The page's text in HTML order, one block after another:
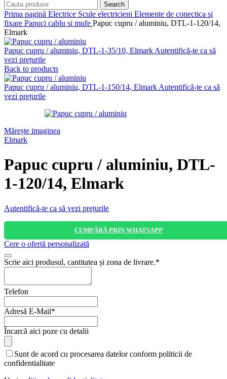
Search
Prima pagină Electrice Scule electricieni Elemente de conectica si
fixare Papuci cablu si mufe Papuc cupru / aluminiu, DTL-1-120/14,
Elmark
Papuc cupru / aluminiu, DTL-1-35/10, Elmark Autentifică-te ca să
vezi prețurile
Back to products
Papuc cupru / aluminiu, DTL-1-150/14, Elmark Autentifică-te ca să
vezi prețurile
Mărește imaginea
Elmark
Papuc cupru / aluminiu, DTL-
1-120/14, Elmark
Autentifică-te ca să vezi prețurile
CUMPĂRĂ PRIN WHATSAPP
Cere o ofertă personalizată
Scrie aici produsul, cantitatea și zona de livrare.*
Telefon
Adresă E-Mail*
Contact
Email
Încarcă aici poze cu detalii
Sunt de acord cu procesarea datelor conform politicii de
confidentialitate